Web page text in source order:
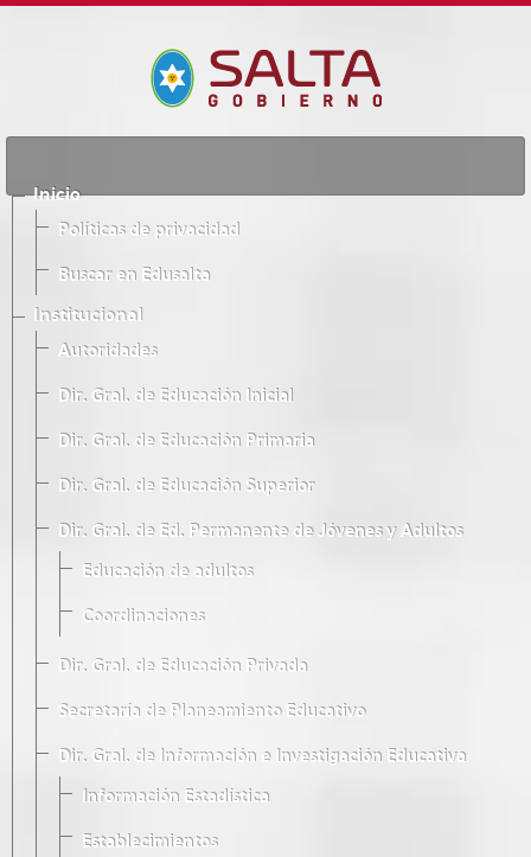
Inicio
Políticas de privacidad
Buscar en Edusalta
Institucional
Autoridades
Dir. Gral. de Educación Inicial
Dir. Gral. de Educación Primaria
Dir. Gral. de Educación Superior
Dir. Gral. de Ed. Permanente de Jóvenes y Adultos
Educación de adultos
Coordinaciones
Dir. Gral. de Educación Privada
Secretaría de Planeamiento Educativo
Dir. Gral. de Información e Investigación Educativa
Información Estadística
Establecimientos